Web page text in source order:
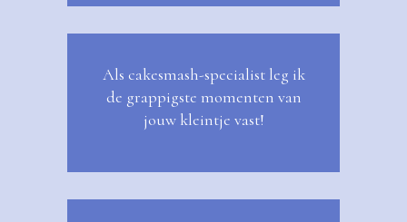
Als cakesmash-specialist leg ik
de grappigste momenten van
jouw kleintje vast!